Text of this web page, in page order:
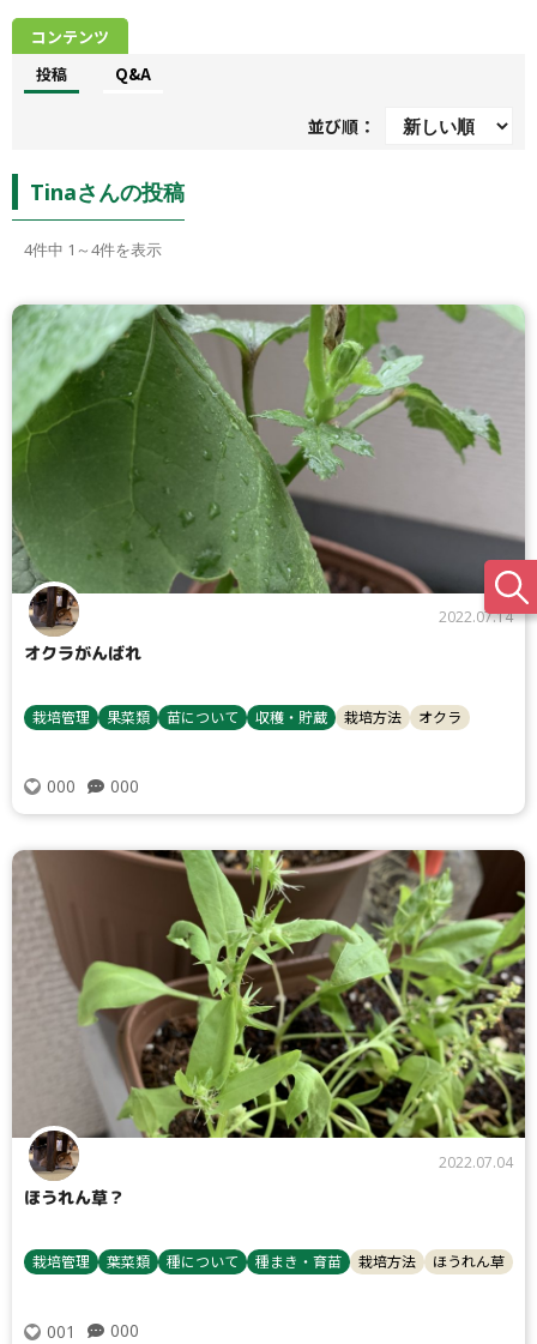
コンテンツ
投稿
Q&A
並び順：
Tinaさんの投稿
4件中 1～4件を表示
2022.07.14
オクラがんばれ
栽培管理 果菜類 苗について 収穫・貯蔵 栽培方法 オクラ
000 000
2022.07.04
ほうれん草？
栽培管理 葉菜類 種について 種まき・育苗 栽培方法 ほうれん草
001 000